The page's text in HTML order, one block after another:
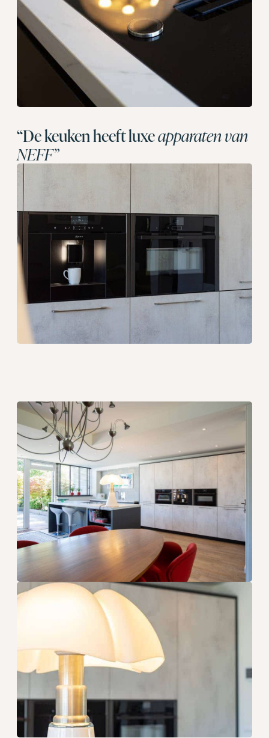
“De keuken heeft luxeapparaten van
NEFF”